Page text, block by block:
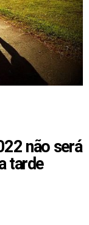
não será
tarde